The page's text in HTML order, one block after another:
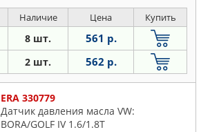
Наличие Цена Купить
8 шт. 561 р.
2 шт. 562 р.
ERA 330779
Датчик давления масла VW:
BORA/GOLF IV 1.6/1.8T